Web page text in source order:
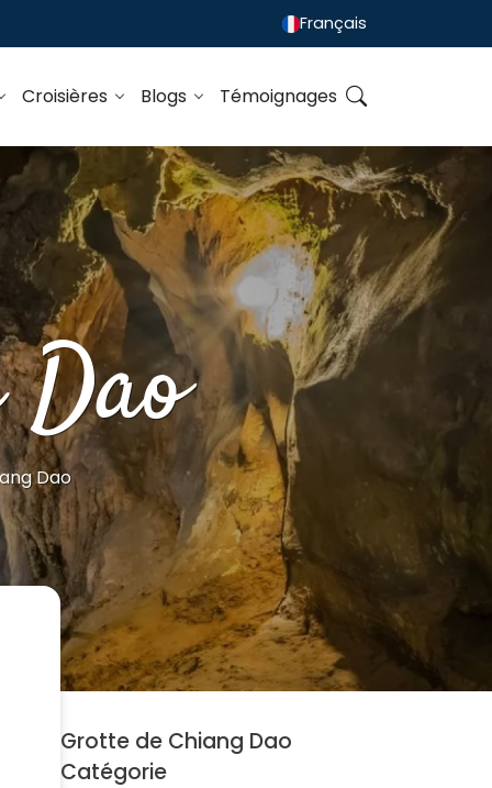
Français
Croisières Blogs Témoignages
Dao
Grotte de Chiang Dao
Catégorie